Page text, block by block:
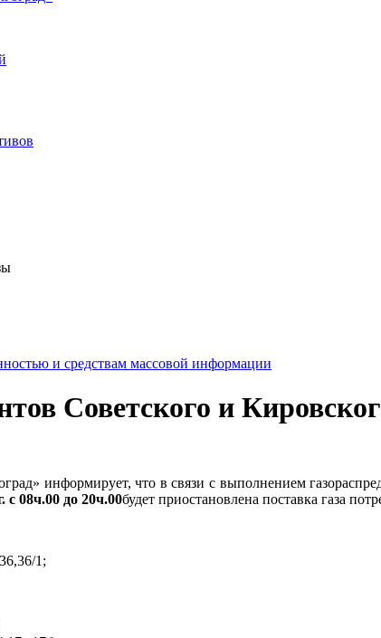
и средствам массовой информации
Советского и
информирует, что в связи с выполнением
с 08ч.00 до 20ч.00будет приостановлена поставка газа
1;